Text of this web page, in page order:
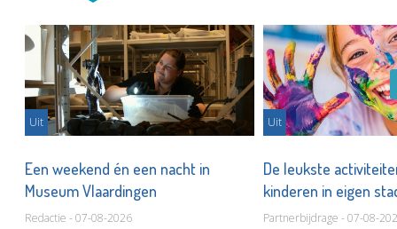
Uit
Een weekend én een nacht in
Museum Vlaardingen
Redactie - 07-08-2026
Uit
De leukste
kinderen in eigen
Partnerbijdrage - 07-08-